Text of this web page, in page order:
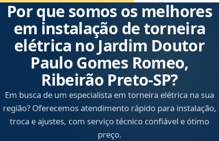
Por que somos os melhores
em instalação de torneira
elétrica no Jardim Doutor
Paulo Gomes Romeo,
Ribeirão Preto‑SP?
Em busca de um especialista em torneira elétrica na sua
região? Oferecemos atendimento rápido para instalação,
troca e ajustes, com serviço técnico confiável e ótimo
preço.